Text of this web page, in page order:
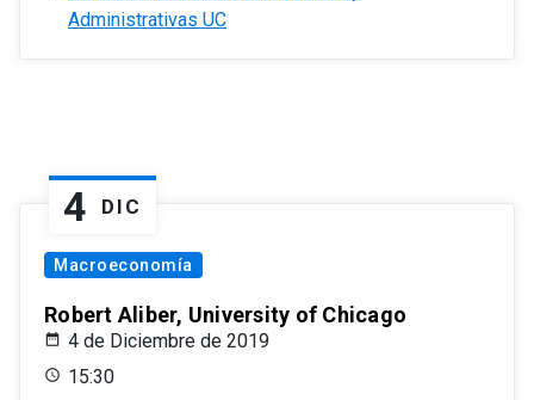
Administrativas UC
4 DIC
Macroeconomía
Robert Aliber, University of Chicago
4 de Diciembre de 2019
15:30